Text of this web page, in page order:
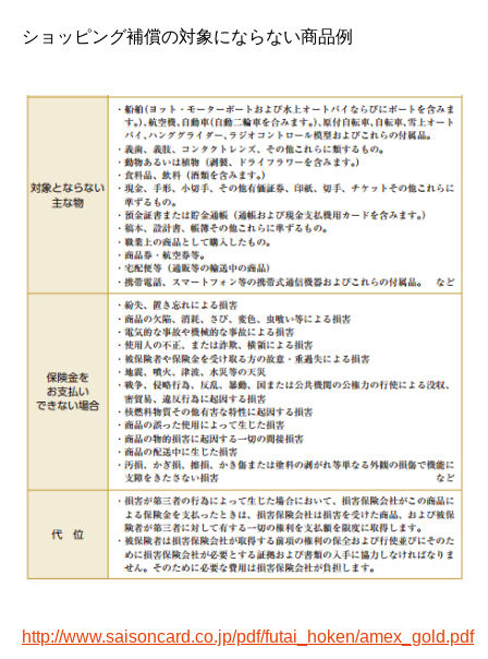
ショッピング補償の対象にならない商品例
http://www.saisoncard.co.jp/pdf/futai_hoken/amex_gold.pdf